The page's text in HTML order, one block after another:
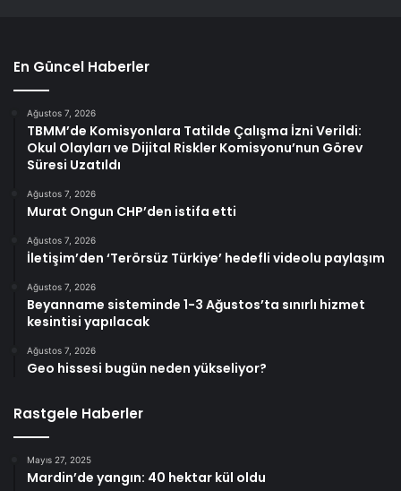
En Güncel Haberler
Ağustos 7, 2026
TBMM’de Komisyonlara Tatilde Çalışma İzni Verildi:
Okul Olayları ve Dijital Riskler Komisyonu’nun Görev
Süresi Uzatıldı
Ağustos 7, 2026
Murat Ongun CHP’den istifa etti
Ağustos 7, 2026
İletişim’den ‘Terörsüz Türkiye’ hedefli videolu paylaşım
Ağustos 7, 2026
Beyanname sisteminde 1-3 Ağustos’ta sınırlı hizmet
kesintisi yapılacak
Ağustos 7, 2026
Geo hissesi bugün neden yükseliyor?
Rastgele Haberler
Mayıs 27, 2025
Mardin’de yangın: 40 hektar kül oldu